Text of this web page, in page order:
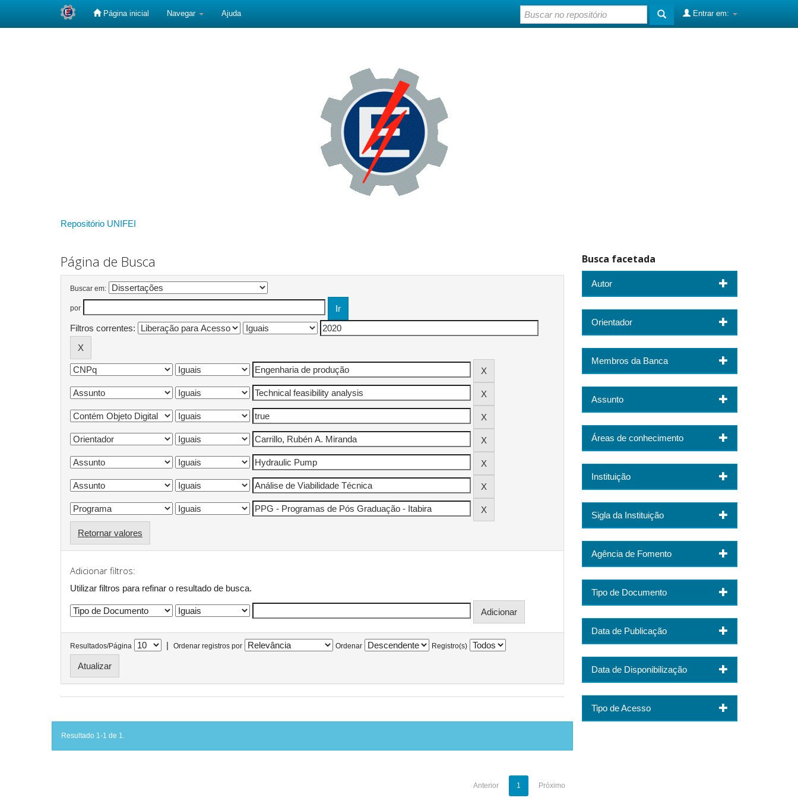
Página inicial Navegar Ajuda Entrar em:
Repositório UNIFEI
Página de Busca
Buscar em:
por
Filtros correntes:
Retornar valores
Adicionar filtros:
Utilizar filtros para refinar o resultado de busca.
Resultados/Página | Ordenar registros por Ordenar Registro(s)
Resultado 1-1 de 1.
Anterior 1 Próximo
Busca facetada
Autor
Orientador
Membros da Banca
Assunto
Áreas de conhecimento
Instituição
Sigla da Instituição
Agência de Fomento
Tipo de Documento
Data de Publicação
Data de Disponibilização
Tipo de Acesso